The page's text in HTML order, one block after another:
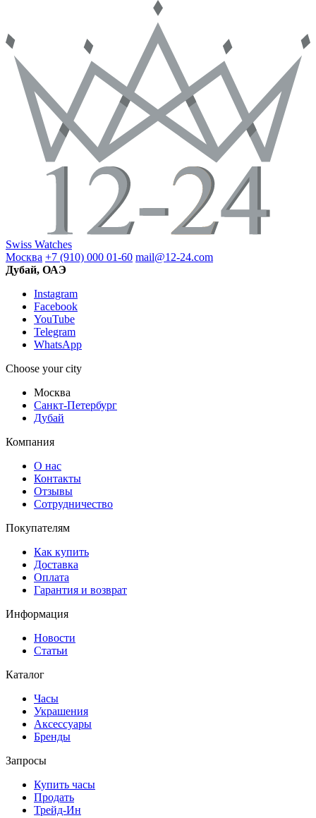
Swiss Watches
Москва +7 (910) 000 01-60 mail@12-24.com
Дубай, ОАЭ
Instagram
Facebook
YouTube
Telegram
WhatsApp
Choose your city
Москва
Санкт-Петербург
Дубай
Компания
О нас
Контакты
Отзывы
Сотрудничество
Покупателям
Как купить
Доставка
Оплата
Гарантия и возврат
Информация
Новости
Статьи
Каталог
Часы
Украшения
Аксессуары
Бренды
Запросы
Купить часы
Продать
Трейд-Ин